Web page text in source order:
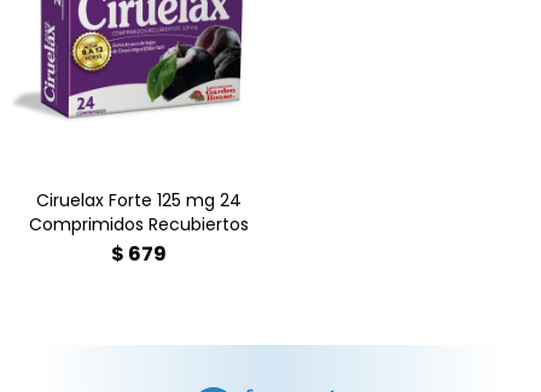
laxante natural de acción
rápida (8-12h) para el
estreñimiento ocasional.
Contiene extracto de hojas
de Sen. Encuéntralo en
Farmacia Goes.
Ciruelax Forte 125 mg 24
Comprimidos Recubiertos
$ 679